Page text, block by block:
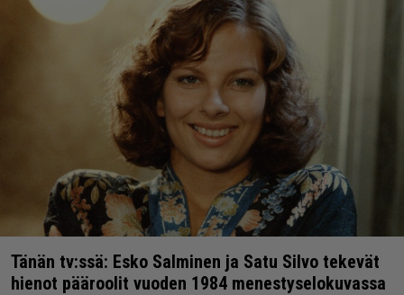
Tänän tv:ssä: Esko Salminen ja Satu Silvo tekevät
hienot pääroolit vuoden 1984 menestyselokuvassa